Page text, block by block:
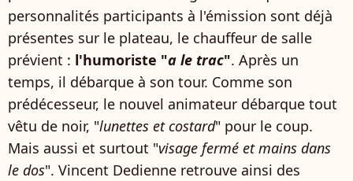
personnalités participants à l'émission sont déjà
présentes sur le plateau, le chauffeur de salle
prévient : l'humoriste "a le trac". Après un
temps, il débarque à son tour. Comme son
prédécesseur, le nouvel animateur débarque tout
vêtu de noir, "lunettes et costard" pour le coup.
Mais aussi et surtout "visage fermé et mains dans
le dos". Vincent Dedienne retrouve ainsi des